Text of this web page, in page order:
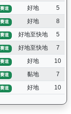
道 好地 5
道 好地 8
道 好地至快地 5
道 好地至快地 7
道 好地 10
道 黏地 7
道 好地 10